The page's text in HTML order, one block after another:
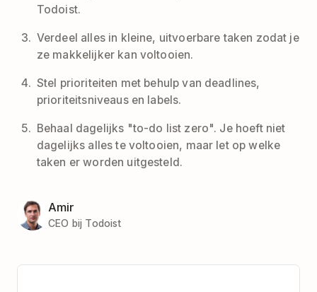
Todoist.
Verdeel alles in kleine, uitvoerbare taken zodat je
ze makkelijker kan voltooien.
Stel prioriteiten met behulp van deadlines,
prioriteitsniveaus en labels.
Behaal dagelijks "to-do list zero". Je hoeft niet
dagelijks alles te voltooien, maar let op welke
taken er worden uitgesteld.
Amir
CEO bij Todoist